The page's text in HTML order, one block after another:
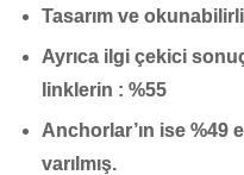
Tasarım ve
Ayrıca ilgi çekici
linklerin : %55
Anchorlar’ın ise %49
varılmış.